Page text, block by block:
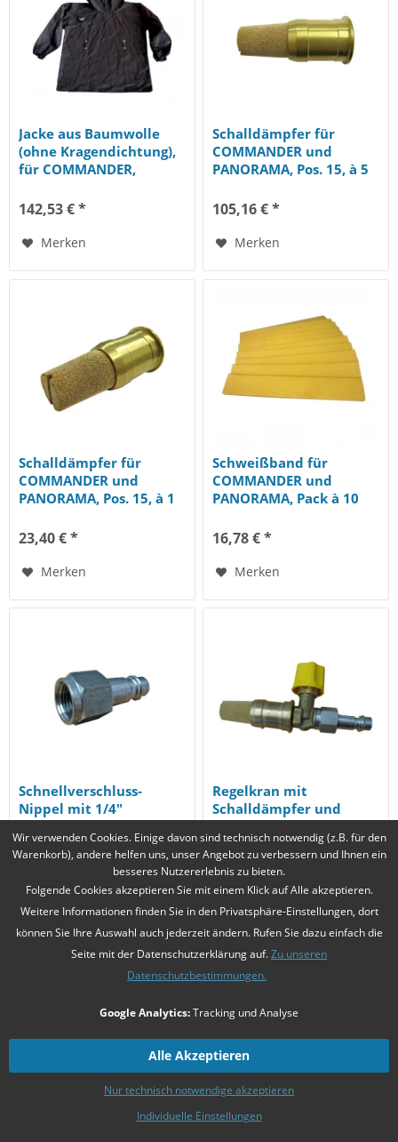
Jacke aus Baumwolle
(ohne Kragendichtung),
für COMMANDER,
142,53 € *
Merken
Schalldämpfer für
COMMANDER und
PANORAMA, Pos. 15, à 5
105,16 € *
Merken
Schalldämpfer für
COMMANDER und
PANORAMA, Pos. 15, à 1
23,40 € *
Merken
Schweißband für
COMMANDER und
PANORAMA, Pack à 10
16,78 € *
Merken
Schnellverschluss-
Nippel mit 1/4"
COMMANDER
PANORAMA,...
16,78 € *
Merken
Regelkran mit
Schalldämpfer und
Nippel für COMMANDER
und...
69,50 € *
Schlauch, Regelkran,
Wir verwenden Cookies. Einige davon sind technisch notwendig (z.B. für den
Warenkorb), andere helfen uns, unser Angebot zu verbessern und Ihnen ein
besseres Nutzererlebnis zu bieten.
Folgende Cookies akzeptieren Sie mit einem Klick auf Alle akzeptieren.
Weitere Informationen finden Sie in den Privatsphäre-Einstellungen, dort
können Sie Ihre Auswahl auch jederzeit ändern. Rufen Sie dazu einfach die
Seite mit der Datenschutzerklärung auf.Zu unseren
Datenschutzbestimmungen.
Google Analytics:Tracking und Analyse
Individuelle Einstellungen
Nur technisch notwendige akzeptieren
Alle Akzeptieren